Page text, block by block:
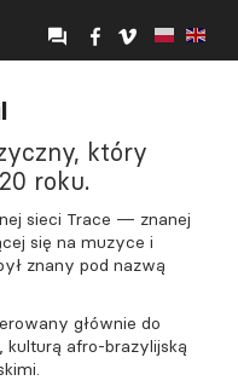
który
roku.
sieci Trace — znanej
się na muzyce i
znany pod nazwą
głównie do
afro-brazylijską